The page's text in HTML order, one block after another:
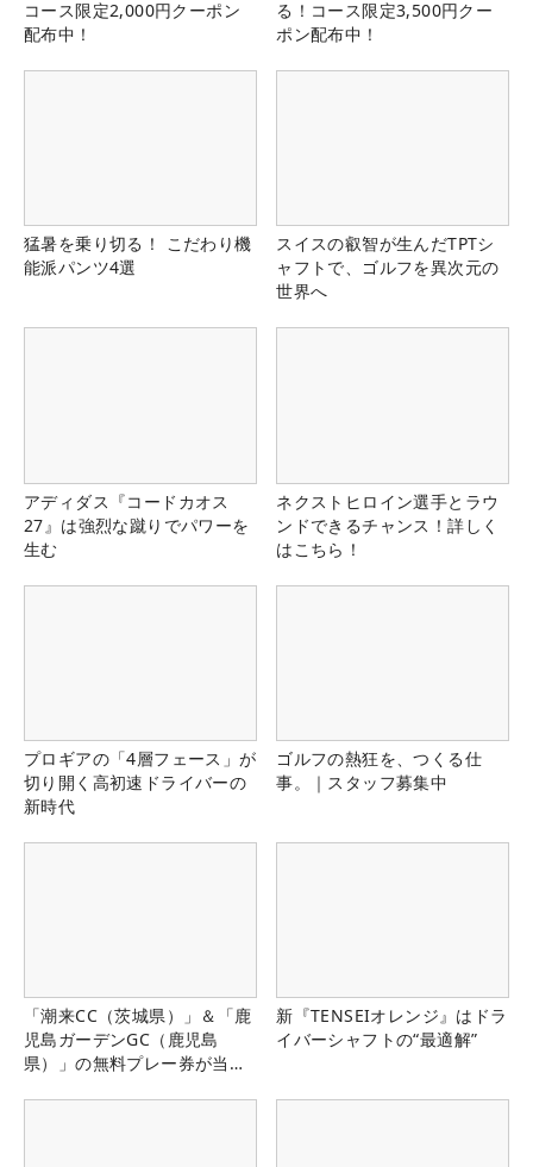
コース限定2,000円クーポン
配布中！
る！コース限定3,500円クー
ポン配布中！
猛暑を乗り切る！ こだわり機
能派パンツ4選
スイスの叡智が生んだTPTシ
ャフトで、ゴルフを異次元の
世界へ
アディダス『コードカオス
27』は強烈な蹴りでパワーを
生む
ネクストヒロイン選手とラウ
ンドできるチャンス！詳しく
はこちら！
プロギアの「4層フェース」が
切り開く高初速ドライバーの
新時代
ゴルフの熱狂を、つくる仕
事。｜スタッフ募集中
「潮来CC（茨城県）」＆「鹿
児島ガーデンGC（鹿児島
県）」の無料プレー券が当た
新『TENSEIオレンジ』はドラ
イバーシャフトの“最適解”